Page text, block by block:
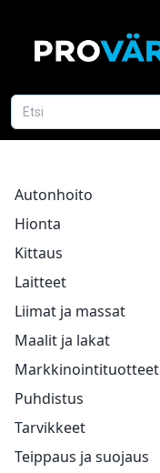
Autonhoito
Hionta
Kittaus
Laitteet
Liimat ja massat
Maalit ja lakat
Markkinointituotteet
Puhdistus
Tarvikkeet
Teippaus ja suojaus